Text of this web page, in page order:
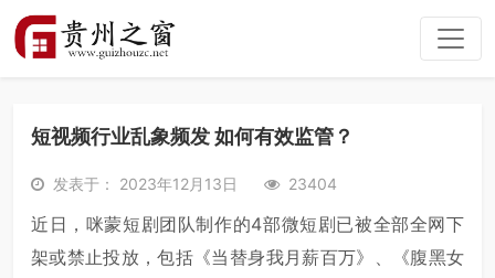
短视频行业乱象频发 如何有效监管？
发表于： 2023年12月13日 23404
近日，咪蒙短剧团队制作的4部微短剧已被全部全网下
架或禁止投放，包括《当替身我月薪百万》、《腹黑女